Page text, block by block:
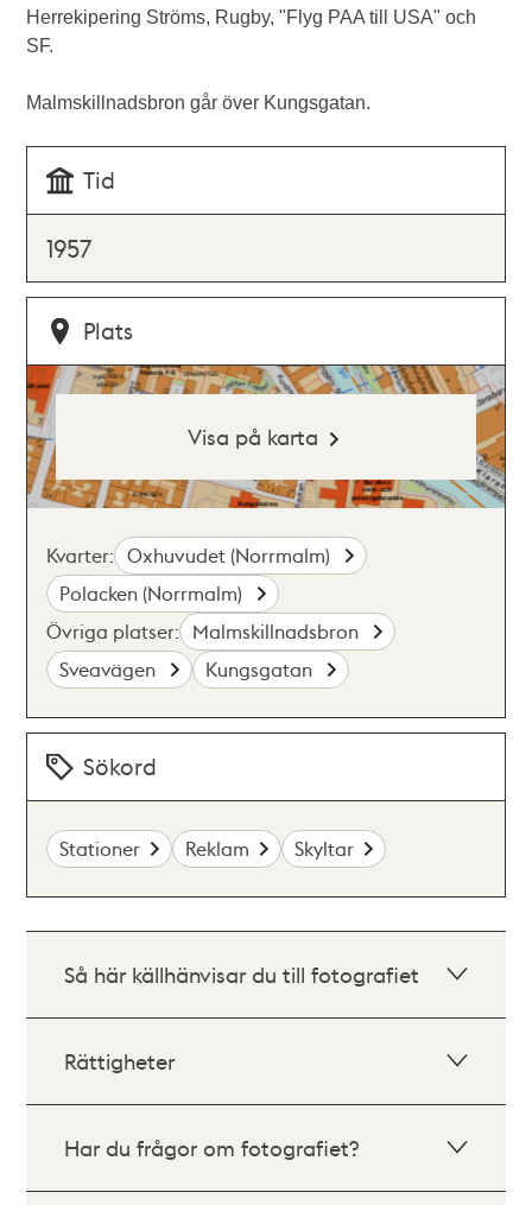
Herrekipering Ströms, Rugby, "Flyg PAA till USA" och
SF.
Malmskillnadsbron går över Kungsgatan.
Tid
1957
Plats
Visa på karta
Kvarter: Oxhuvudet (Norrmalm)
Polacken (Norrmalm)
Övriga platser: Malmskillnadsbron
Sveavägen
Kungsgatan
Sökord
Stationer Reklam Skyltar
Så här källhänvisar du till fotografiet
Rättigheter
Har du frågor om fotografiet?